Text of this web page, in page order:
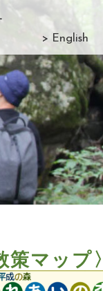
> English
策マップ〉